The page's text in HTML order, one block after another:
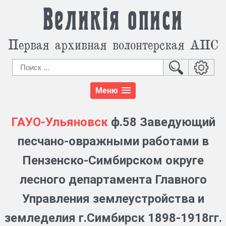
Великія описи
Первая архивная волонтерская АИС
Меню
ГАУО-Ульяновскф.58 Заведующий
песчано-овражными работами в
Пензенско-Симбирском округе
лесного департамента Главного
Управления землеустройства и
земледелия г.Симбирск 1898-1918гг.